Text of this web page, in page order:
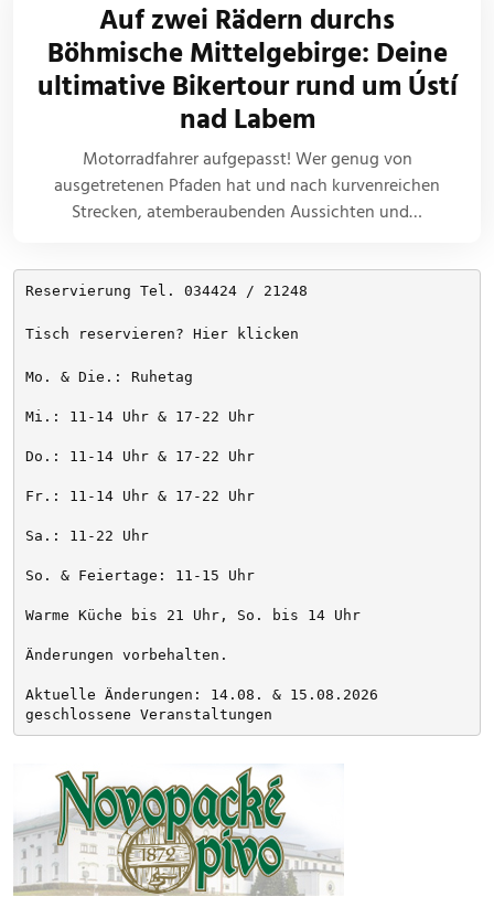
Auf zwei Rädern durchs
Böhmische Mittelgebirge: Deine
ultimative Bikertour rund um Ústí
nad Labem
Motorradfahrer aufgepasst! Wer genug von
ausgetretenen Pfaden hat und nach kurvenreichen
Strecken, atemberaubenden Aussichten und…
Reservierung Tel. 034424 / 21248
Tisch reservieren? Hier klicken
Mo. & Die.: Ruhetag
Mi.: 11-14 Uhr & 17-22 Uhr
Do.: 11-14 Uhr & 17-22 Uhr
Fr.: 11-14 Uhr & 17-22 Uhr
Sa.: 11-22 Uhr
So. & Feiertage: 11-15 Uhr
Warme Küche bis 21 Uhr, So. bis 14 Uhr
Änderungen vorbehalten.
Aktuelle Änderungen: 14.08. & 15.08.2026
geschlossene Veranstaltungen